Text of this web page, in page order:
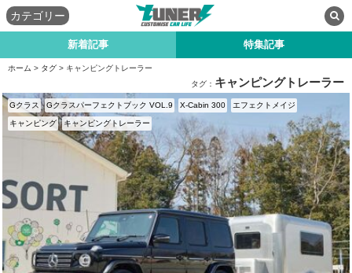
カテゴリー
新着記事 特集記事
ホーム > タグ > キャンピングトレーラー
タグ： キャンピングトレーラー
Gクラス Gクラスパーフェクトブック VOL.9 X-Cabin 300 エフェクトメイジ
キャンピング キャンピングトレーラー